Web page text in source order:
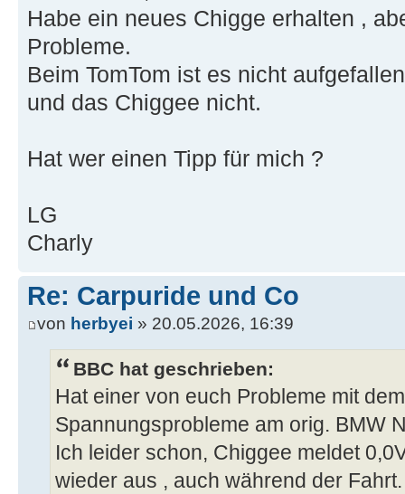
Habe ein neues Chigge erhalten ,
Probleme.
Beim TomTom ist es nicht
und das Chiggee nicht.
Hat wer einen Tipp für mich ?
LG
Charly
Re: Carpuride und Co
von herbyei » 20.05.2026, 16:39
BBC hat geschrieben:
Hat einer von euch Probleme mit
Spannungsprobleme am orig. BMW
Ich leider schon, Chiggee meldet
wieder aus , auch während der Fahrt.